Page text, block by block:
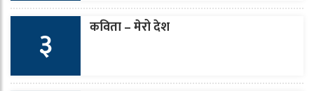
३ कविता – मेरो देश